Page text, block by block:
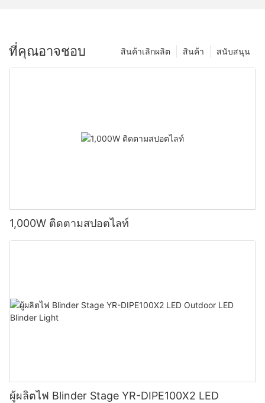
ที่คุณอาจชอบ สนับสนุน
สินค้า
สินค้าเลิกผลิต
1,000W ติดตามสปอตไลท์
ผู้ผลิตไฟ Blinder Stage YR-DIPE100X2 LED